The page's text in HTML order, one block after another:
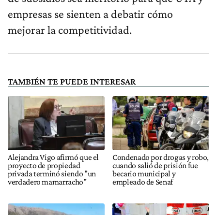
empresas se sienten a debatir cómo
mejorar la competitividad.
TAMBIÉN TE PUEDE INTERESAR
Alejandra Vigo afirmó que el
proyecto de propiedad
privada terminó siendo "un
verdadero mamarracho"
Condenado por drogas y robo,
cuando salió de prisión fue
becario municipal y
empleado de Senaf